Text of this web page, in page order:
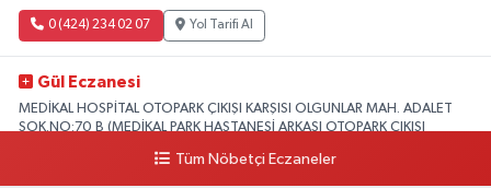
0 (424) 234 02 07 Yol Tarifi Al
Gül Eczanesi
MEDİKAL HOSPİTAL OTOPARK ÇIKIŞI KARŞISI OLGUNLAR MAH. ADALET
SOK.NO:70 B (MEDİKAL PARK HASTANESİ ARKASI OTOPARK ÇIKIŞI
Tüm Nöbetçi Eczaneler